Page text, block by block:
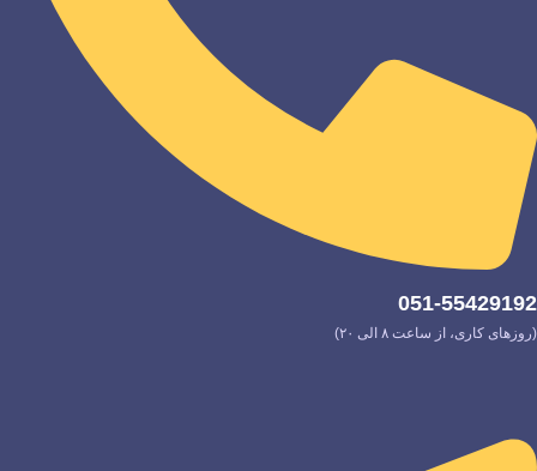
051-55429192
(روزهای کاری، از ساعت ۸ الی ۲۰)